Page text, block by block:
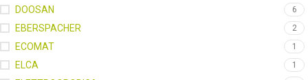
DOOSAN 6
EBERSPACHER 2
ECOMAT 1
ELCA 1